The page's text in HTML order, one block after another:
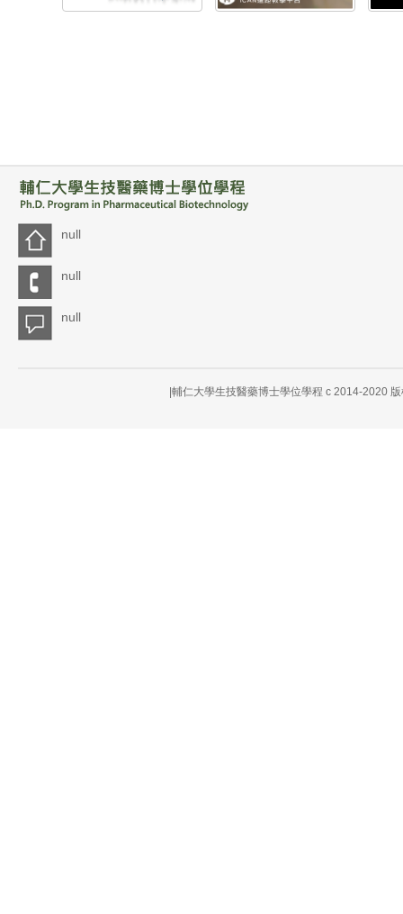
null
null
null
|輔仁大學生技醫藥博士學位學程 c 2014-2020